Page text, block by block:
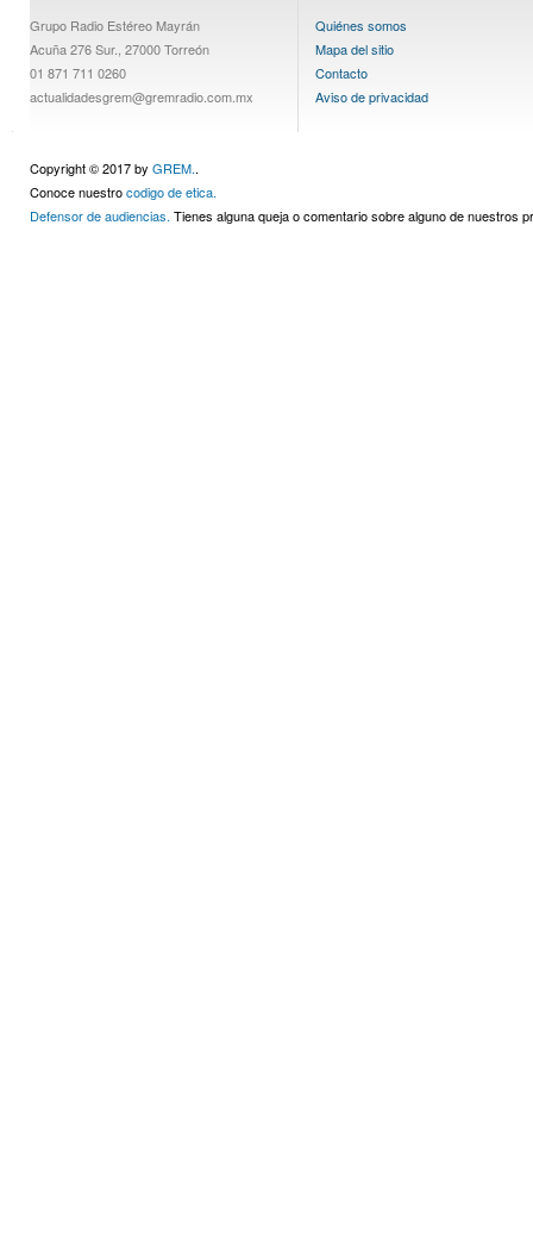
Grupo Radio Estéreo Mayrán
Acuña 276 Sur., 27000 Torreón
01 871 711 0260
actualidadesgrem@gremradio.com.mx
Quiénes somos
Mapa del sitio
Contacto
Aviso de privacidad
Copyright © 2017 by GREM..
Conoce nuestrocodigo de etica.
Defensor de audiencias. Tienes alguna queja o comentario sobre alguno de nuestros